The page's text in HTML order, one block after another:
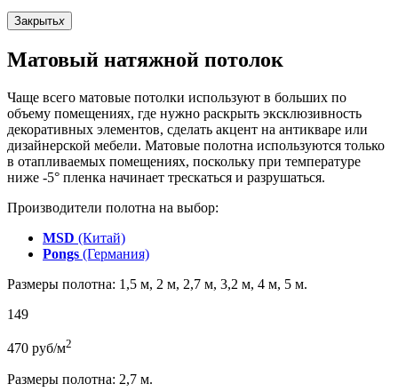
Закрытьx
Матовый натяжной потолок
Чаще всего матовые потолки используют в больших по
объему помещениях, где нужно раскрыть эксклюзивность
декоративных элементов, сделать акцент на антикваре или
дизайнерской мебели. Матовые полотна используются только
в отапливаемых помещениях, поскольку при температуре
ниже -5° пленка начинает трескаться и разрушаться.
Производители полотна на выбор:
MSD (Китай)
Pongs (Германия)
Размеры полотна: 1,5 м, 2 м, 2,7 м, 3,2 м, 4 м, 5 м.
149
470 руб/м2
Размеры полотна: 2,7 м.